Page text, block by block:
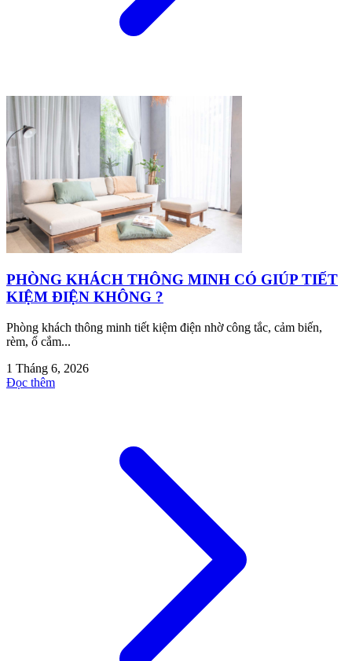
PHÒNG KHÁCH THÔNG MINH CÓ GIÚP TIẾT
KIỆM ĐIỆN KHÔNG ?
Phòng khách thông minh tiết kiệm điện nhờ công tắc, cảm biến,
rèm, ổ cắm...
1 Tháng 6, 2026
Đọc thêm